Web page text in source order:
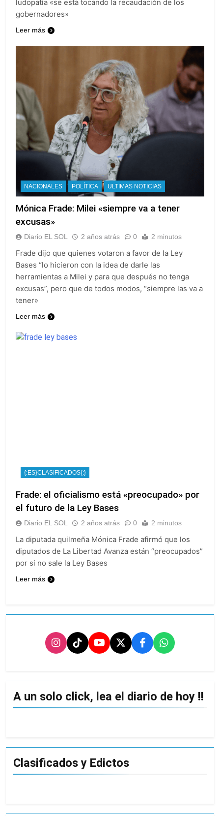
ludopatía «se está tocando la recaudación de los
gobernadores»
Leer más
NACIONALES POLÍTICA ULTIMAS NOTICIAS
Mónica Frade: Milei «siempre va a tener
excusas»
Diario EL SOL 2 años atrás 0 2 minutos
Frade dijo que quienes votaron a favor de la Ley
Bases “lo hicieron con la idea de darle las
herramientas a Milei y para que después no tenga
excusas”, pero que de todos modos, “siempre las va a
tener»
Leer más
{:ES}CLASIFICADOS{:}
Frade: el oficialismo está «preocupado» por
el futuro de la Ley Bases
Diario EL SOL 2 años atrás 0 2 minutos
La diputada quilmeña Mónica Frade afirmó que los
diputados de La Libertad Avanza están “preocupados”
por si no sale la Ley Bases
Leer más
A un solo click, lea el diario de hoy !!
Clasificados y Edictos